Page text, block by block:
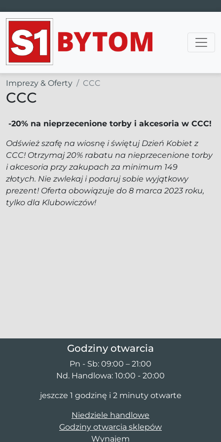
Main Navigation
Imprezy & Oferty CCC
CCC
-20% na nieprzecenione torby i akcesoria w CCC!
Odśwież szafę na wiosnę i świętuj Dzień Kobiet z
CCC! Otrzymaj 20% rabatu na nieprzecenione torby
i akcesoria przy zakupach za minimum 149
złotych. Nie zwlekaj i podaruj sobie wyjątkowy
prezent! Oferta obowiązuje do 8 marca 2023 roku,
tylko dla Klubowiczów!
Godziny otwarcia
Pn - Sb: 09:00 – 21:00
Nd. Handlowa: 10:00 - 20:00
jeszcze 1 godzinę i 2 minuty otwarte
Niedziele handlowe
Godziny otwarcia sklepów
Wynajem